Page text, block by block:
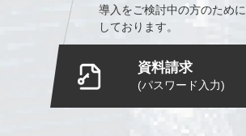
導入をご検討中の方のために
しております。
資料請求
(パスワード入力)